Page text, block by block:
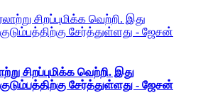
சிறப்புமிக்க வெற்றி. இது
சேர்த்துள்ளது - ஜேசன்